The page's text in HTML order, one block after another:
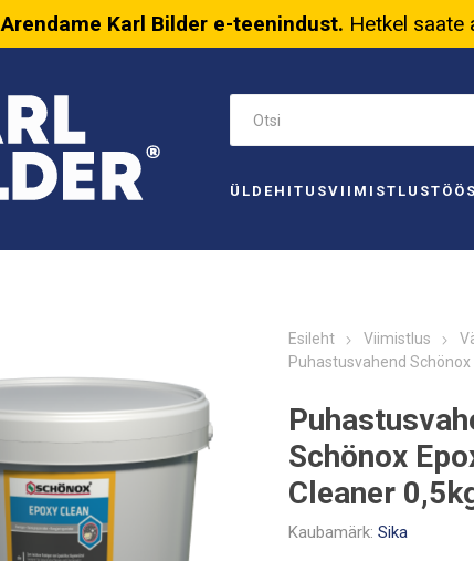
Arendame Karl Bilder e-teenindust. Hetkel saate
ÜLDEHITUSVIIMISTLUS
Esileht Viimistlus
Puhastusvahend Schönox
Schönox
Cleaner
Kaubamärk: Sika